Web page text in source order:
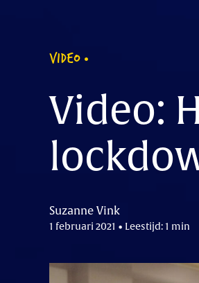
VIDEO
Video:
Suzanne Vink
1 februari 2021 • Leestijd: 1 min